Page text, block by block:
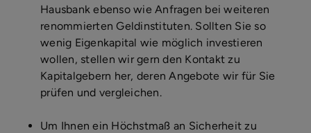
Hausbank ebenso wie Anfragen bei weiteren
renommierten Geldinstituten. Sollten Sie so
wenig Eigenkapital wie möglich investieren
wollen, stellen wir gern den Kontakt zu
Kapitalgebern her, deren Angebote wir für Sie
prüfen und vergleichen.
Um Ihnen ein Höchstmaß an Sicherheit zu